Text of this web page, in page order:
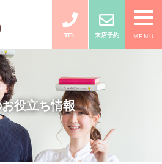
TEL 来店予約 MENU
役立ち情報